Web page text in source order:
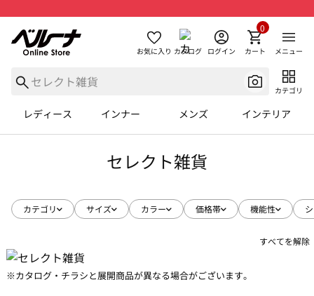
お気に入り カタログ ログイン カート
0
メニュー
カテゴリ
レディース インナー メンズ インテリア
セレクト雑貨
カテゴリ サイズ カラー 価格帯 機能性
すべてを解除
※カタログ・チラシと展開商品が異なる場合がございます。